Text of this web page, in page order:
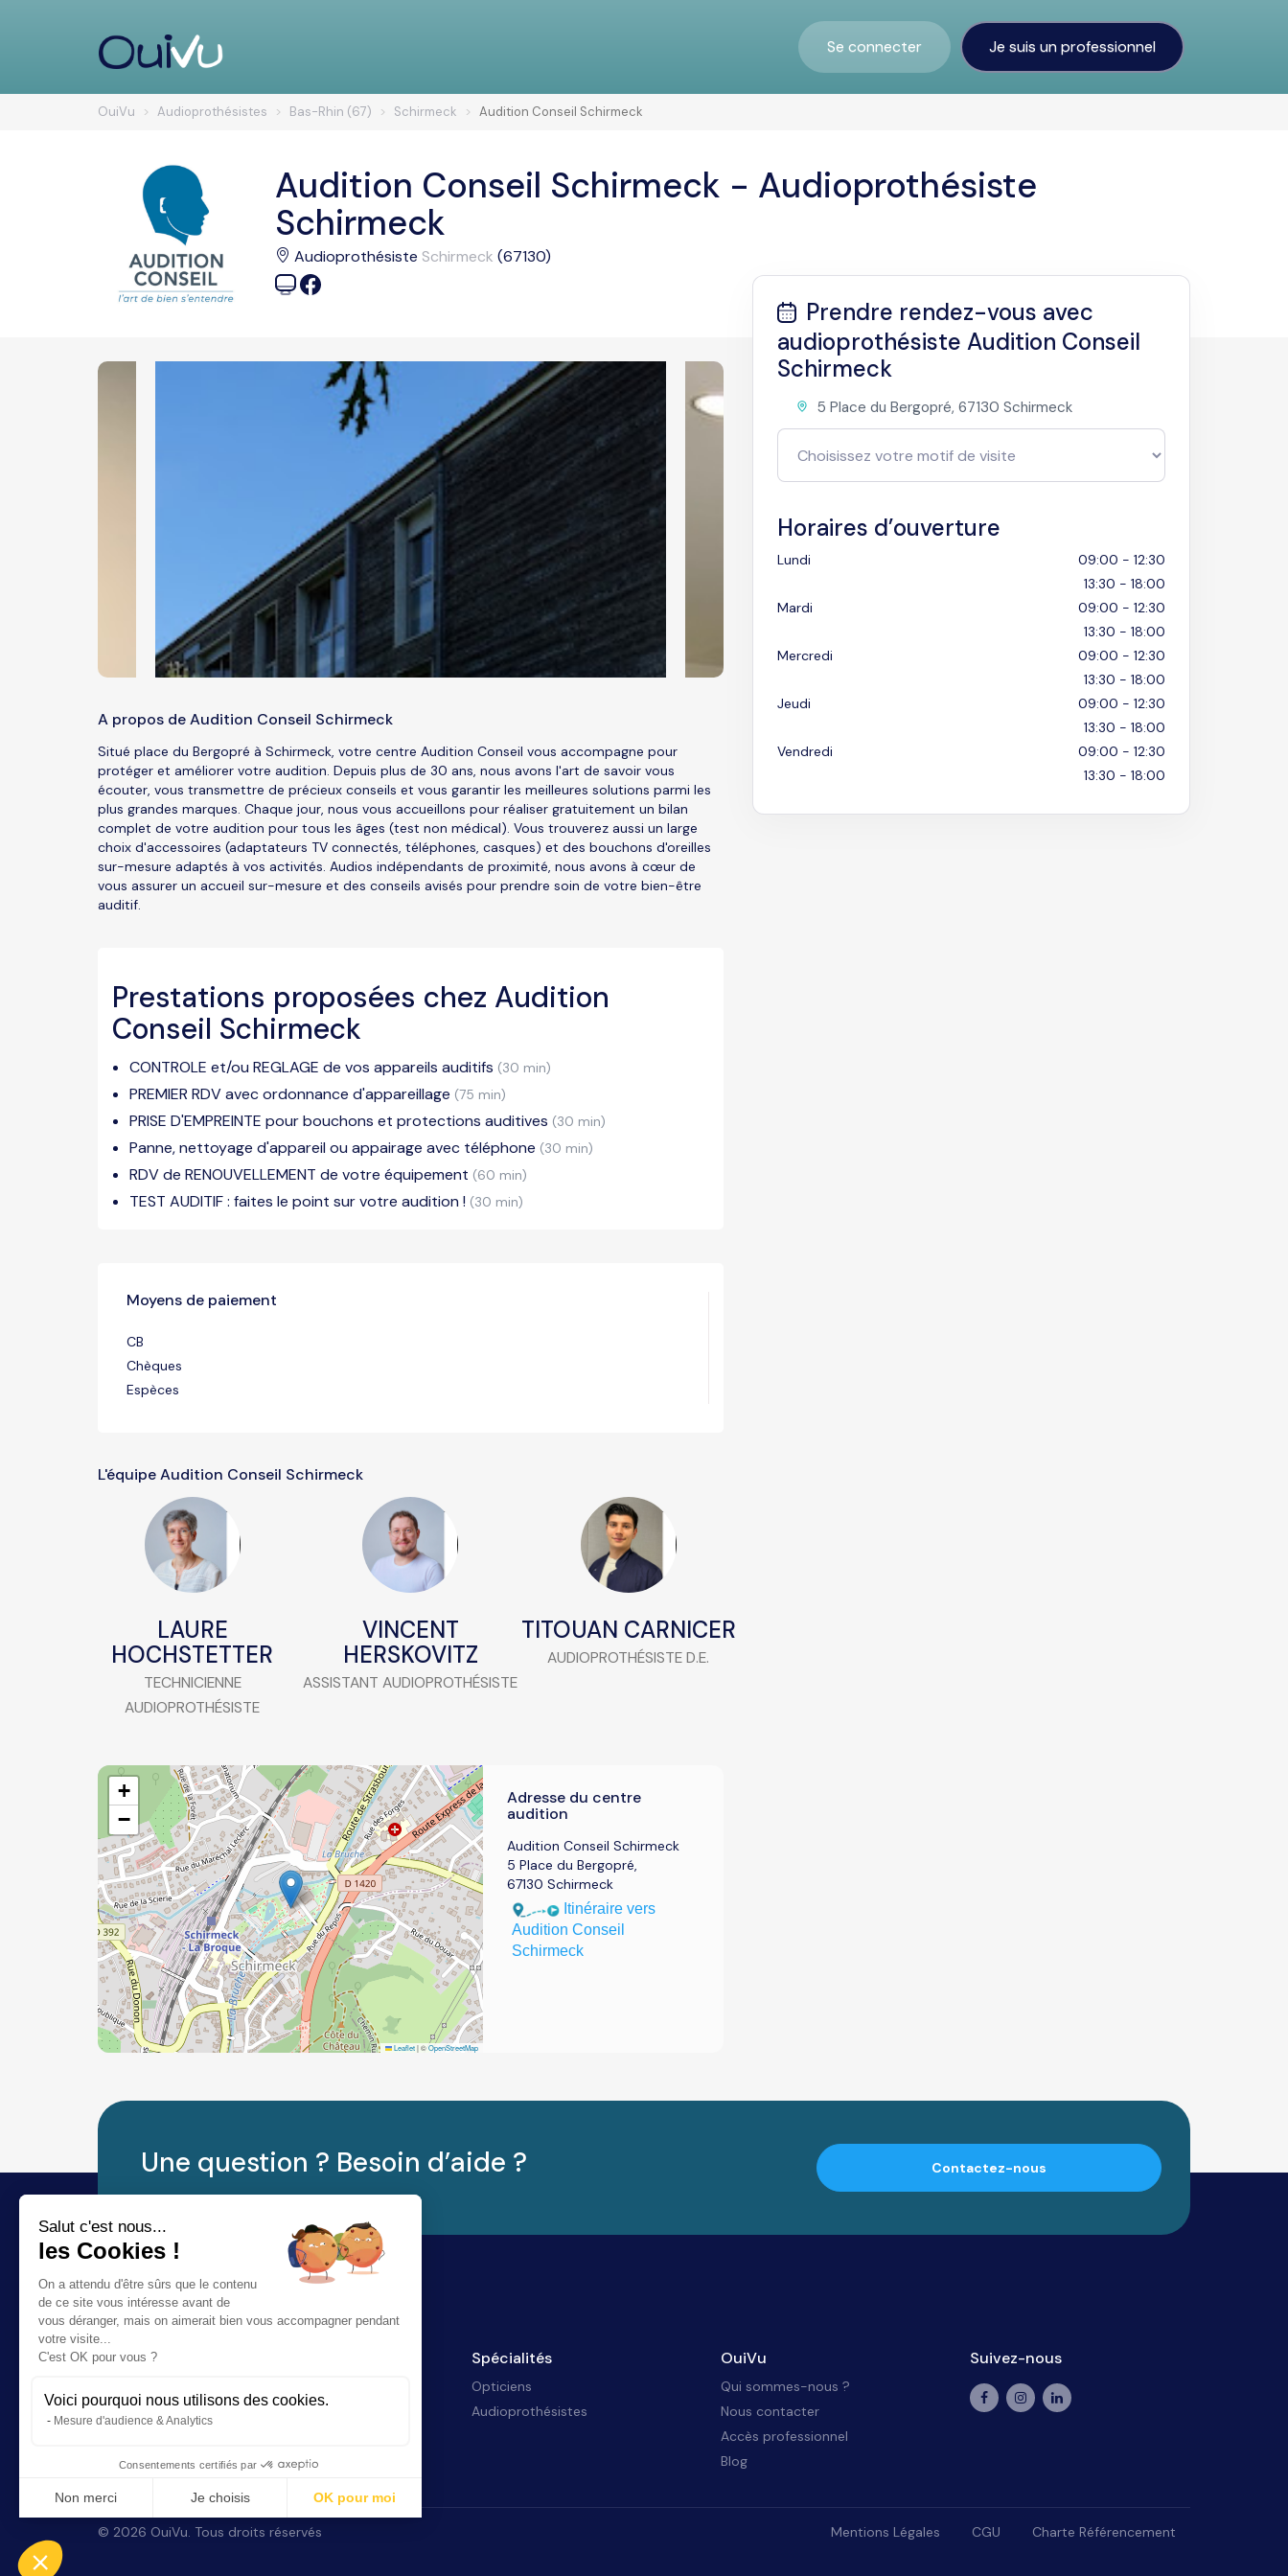
Se connecter Je suis un professionnel
OuiVu Audioprothésistes Bas-Rhin (67) Schirmeck Audition Conseil Schirmeck
Audition Conseil Schirmeck - Audioprothésiste
Schirmeck
Audioprothésiste Schirmeck (67130)
Prendre rendez-vous avec
audioprothésiste Audition Conseil
Schirmeck
5 Place du Bergopré, 67130 Schirmeck
Horaires d’ouverture
Lundi
09:00 - 12:30
13:30 - 18:00
Mardi
09:00 - 12:30
13:30 - 18:00
Mercredi
09:00 - 12:30
13:30 - 18:00
Jeudi
09:00 - 12:30
13:30 - 18:00
Vendredi
09:00 - 12:30
13:30 - 18:00
A propos de Audition Conseil Schirmeck
Situé place du Bergopré à Schirmeck, votre centre Audition Conseil vous accompagne pour
protéger et améliorer votre audition. Depuis plus de 30 ans, nous avons l'art de savoir vous
écouter, vous transmettre de précieux conseils et vous garantir les meilleures solutions parmi les
plus grandes marques. Chaque jour, nous vous accueillons pour réaliser gratuitement un bilan
complet de votre audition pour tous les âges (test non médical). Vous trouverez aussi un large
choix d'accessoires (adaptateurs TV connectés, téléphones, casques) et des bouchons d'oreilles
sur-mesure adaptés à vos activités. Audios indépendants de proximité, nous avons à cœur de
vous assurer un accueil sur-mesure et des conseils avisés pour prendre soin de votre bien-être
auditif.
Prestations proposées chez Audition
Conseil Schirmeck
CONTROLE et/ou REGLAGE de vos appareils auditifs (30 min)
PREMIER RDV avec ordonnance d'appareillage (75 min)
PRISE D'EMPREINTE pour bouchons et protections auditives (30 min)
Panne, nettoyage d'appareil ou appairage avec téléphone (30 min)
RDV de RENOUVELLEMENT de votre équipement (60 min)
TEST AUDITIF : faites le point sur votre audition ! (30 min)
Moyens de paiement
CB
Chèques
Espèces
L'équipe Audition Conseil Schirmeck
LAURE
HOCHSTETTER
TECHNICIENNE
AUDIOPROTHÉSISTE
VINCENT
HERSKOVITZ
ASSISTANT AUDIOPROTHÉSISTE
TITOUAN CARNICER
AUDIOPROTHÉSISTE D.E.
+
−
Leaflet|©OpenStreetMap
Adresse du centre
audition
Audition Conseil Schirmeck
5 Place du Bergopré,
67130 Schirmeck
Itinéraire vers
Audition Conseil
Schirmeck
Une question ? Besoin d’aide ? Contactez-nous
Rendez-vous en ligne avec votre audioprothésiste ou
votre opticien.
Spécialités
Opticiens
Audioprothésistes
OuiVu
Qui sommes-nous ?
Nous contacter
Accès professionnel
Blog
Suivez-nous
© 2026 OuiVu. Tous droits réservés Mentions Légales CGU Charte Référencement
Salut c'est nous...
les Cookies !
On a attendu d'être sûrs que le contenu
de ce site vous intéresse avant de
vous déranger, mais on aimerait bien vous accompagner pendant
votre visite...
C'est OK pour vous ?
Voici pourquoi nous utilisons des cookies.
Mesure d'audience & Analytics
Consentements certifiés par
Non merci Je choisis OK pour moi
Axeptio consent
Plateforme de Gestion du Consentement : Personnalisez vos Options
Notre plateforme vous permet d'adapter et de gérer vos paramètres de confidentialité, en garantissant la conformité avec les réglementations. Personnalisez vos préférences pour contrôler la manière dont vos informations sont